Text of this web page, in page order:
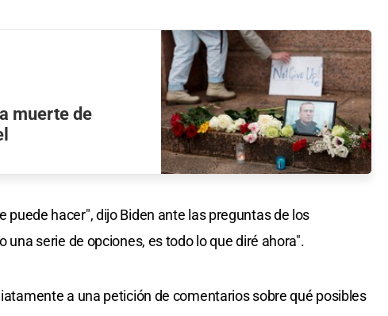
muerte de
hacer", dijo Biden ante las preguntas de los
serie de opciones, es todo lo que diré ahora".
a una petición de comentarios sobre qué posibles